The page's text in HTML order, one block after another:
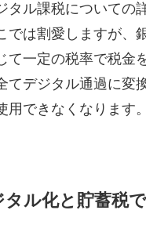
タル課税についての
では割愛しますが、
て一定の税率で税金
てデジタル通過に変
用できなくなります。
ル化と貯蓄税